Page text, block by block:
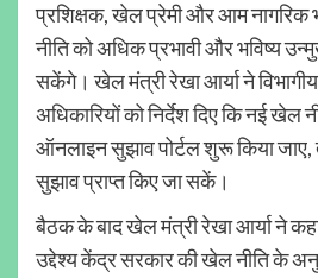
प्रशिक्षक, खेल प्रेमी और आम नागरिक
नीति को अधिक प्रभावी और भविष्य
सकेंगे। खेल मंत्री रेखा आर्या ने
अधिकारियों को निर्देश दिए कि नई खेल
ऑनलाइन सुझाव पोर्टल शुरू किया जाए,
सुझाव प्राप्त किए जा सकें।
बैठक के बाद खेल मंत्री रेखा आर्या ने
उद्देश्य केंद्र सरकार की खेल नीति के